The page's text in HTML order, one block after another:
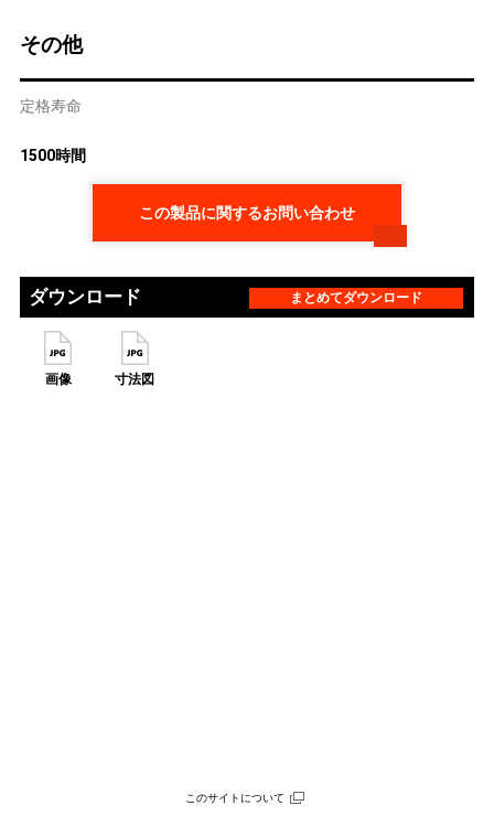
その他
定格寿命
1500時間
この製品に関するお問い合わせ
ダウンロード まとめてダウンロード
画像 寸法図
このサイトについて